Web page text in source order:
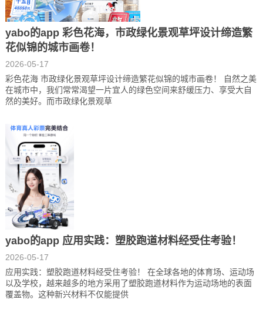
yabo的app 彩色花海，市政绿化景观草坪设计缔造繁
花似锦的城市画卷！
2026-05-17
彩色花海 市政绿化景观草坪设计缔造繁花似锦的城市画卷！ 自然之美
在城市中，我们常常渴望一片宜人的绿色空间来舒缓压力、享受大自
然的美好。而市政绿化景观草
yabo的app 应用实践：塑胶跑道材料经受住考验！
2026-05-17
应用实践：塑胶跑道材料经受住考验！ 在全球各地的体育场、运动场
以及学校，越来越多的地方采用了塑胶跑道材料作为运动场地的表面
覆盖物。这种新兴材料不仅能提供